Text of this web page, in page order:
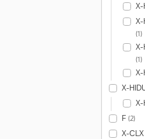
X-
X-
(1)
X-
(1)
X-
X-
X-
F (2)
X-CLX